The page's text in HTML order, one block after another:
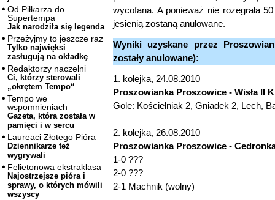
Od Piłkarza do
Supertempa
Jak narodziła się legenda
Przeżyjmy to jeszcze raz
Tylko najwięksi
zasługują na okładkę
Redaktorzy naczelni
Ci, którzy sterowali
„okrętem Tempo“
Tempo we
wspomnieniach
Gazeta, która została w
pamięci i w sercu
Laureaci Złotego Pióra
Dziennikarze też
wygrywali
Felietonowa ekstraklasa
Najostrzejsze pióra i
sprawy, o których mówili
wszyscy
wycofana. A ponieważ nie rozegrała
jesienią zostaną anulowane.
Wyniki uzyskane przez
zostały anulowane):
1. kolejka, 24.08.2010
Proszowianka Proszowice - Wisła II
Gole: Kościelniak 2, Gniadek 2, Lech,
2. kolejka, 26.08.2010
Proszowianka Proszowice -
1-0 ???
2-0 ???
2-1 Machnik (wolny)